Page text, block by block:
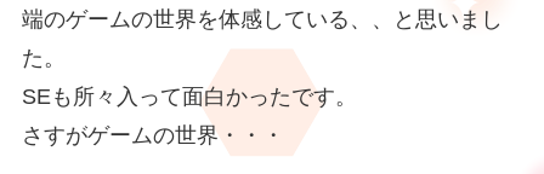
端のゲームの世界を体感している、、と思いまし
た。
SEも所々入って面白かったです。
さすがゲームの世界・・・